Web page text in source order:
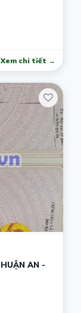
Xem chi tiết →
AN -